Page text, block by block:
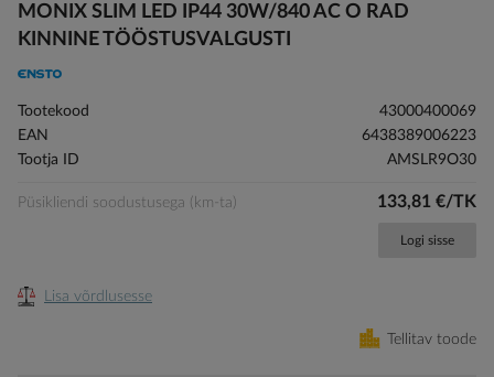
to
the
of
images
gallery
MONIX SLIM LED IP44 30W/840 AC O RAD
KINNINE TÖÖSTUSVALGUSTI
Tootekood
43000400069
EAN
6438389006223
Tootja ID
AMSLR9O30
Püsikliendi soodustusega (km-ta) 133,81 €/TK
Logi sisse
Lisa võrdlusesse
Tellitav toode